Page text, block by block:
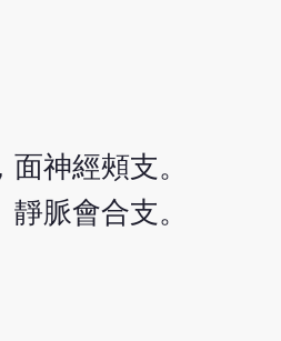
神經頰支。
脈會合支。